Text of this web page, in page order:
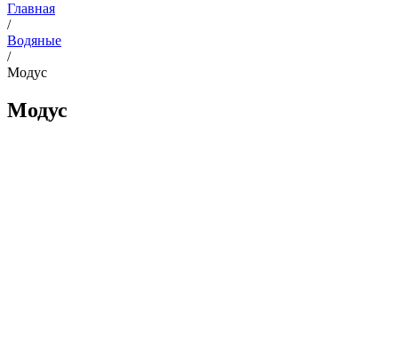
Главная
/
Водяные
/
Модус
Модус